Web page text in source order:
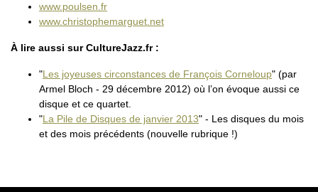
www.poulsen.fr
www.christophemarguet.net
À lire aussi sur CultureJazz.fr :
"Les joyeuses circonstances de François Corneloup" (par
Armel Bloch - 29 décembre 2012) où l’on évoque aussi ce
disque et ce quartet.
"La Pile de Disques de janvier 2013" - Les disques du mois
et des mois précédents (nouvelle rubrique !)